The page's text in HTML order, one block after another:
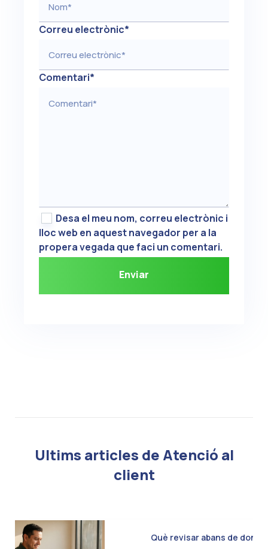
Correu electrònic*
Comentari*
Desa el meu nom, correu electrònic i
lloc web en aquest navegador per a la
propera vegada que faci un comentari.
Ultims articles de Atenció al
client
Què revisar abans de